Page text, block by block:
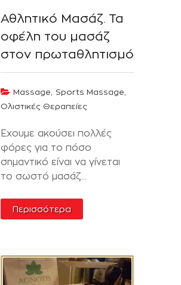
Αθλητικό Μασάζ. Τα
οφέλη του μασάζ
στον πρωταθλητισμό
Massage, Sports Massage,
Ολιστικές Θεραπείες
Εχουμε ακούσει πολλές
φόρες για το πόσο
σημαντικό είναι να γίνεται
το σωστό μασάζ...
Περισσότερα